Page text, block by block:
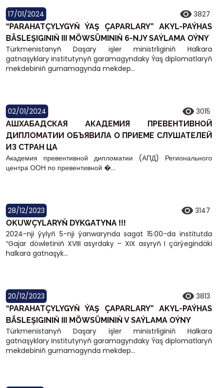
17/01/2024 3827
“PARAHATÇYLYGYŇ ÝAŞ ÇAPARLARY” AKYL-PAÝHAS
BÄSLEŞIGINIŇ III MÖWSÜMINIŇ 6-NJY SAÝLAMA OÝNY
Türkmenistanyň Daşary işler ministrliginiň Halkara
gatnaşyklary institutynyň garamagyndaky Ýaş diplomatlaryň
mekdebiniň gurnamagynda mekdep...
02/01/2024 3015
АШХАБАДСКАЯ АКАДЕМИЯ ПРЕВЕНТИВНОЙ
ДИПЛОМАТИИ ОБЪЯВИЛА О ПРИЕМЕ СЛУШАТЕЛЕЙ
ИЗ СТРАН ЦА
Академия превентивной дипломатии (АПД) Регионального
центра ООН по превентивной �...
28/12/2023 3147
OKUWÇYLARYŇ DYKGATYNA !!!
2024-nji ýylyň 5-nji ýanwarynda sagat 15:00-da institutda
“Gajar döwletiniň XVIII asyrdaky – XIX asyryň I çärýegindäki
halkara gatnaşyk...
20/12/2023 3813
“PARAHATÇYLYGYŇ ÝAŞ ÇAPARLARY” AKYL-PAÝHAS
BÄSLEŞIGINIŇ III MÖWSÜMINIŇ V SAÝLAMA OÝNY
Türkmenistanyň Daşary işler ministrliginiň Halkara
gatnaşyklary institutynyň garamagyndaky Ýaş diplomatlaryň
mekdebiniň gurnamagynda mekdep...